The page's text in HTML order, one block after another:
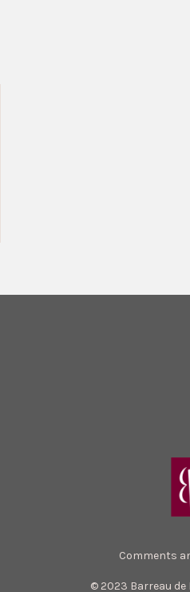
Comments
© 2023 Barreau